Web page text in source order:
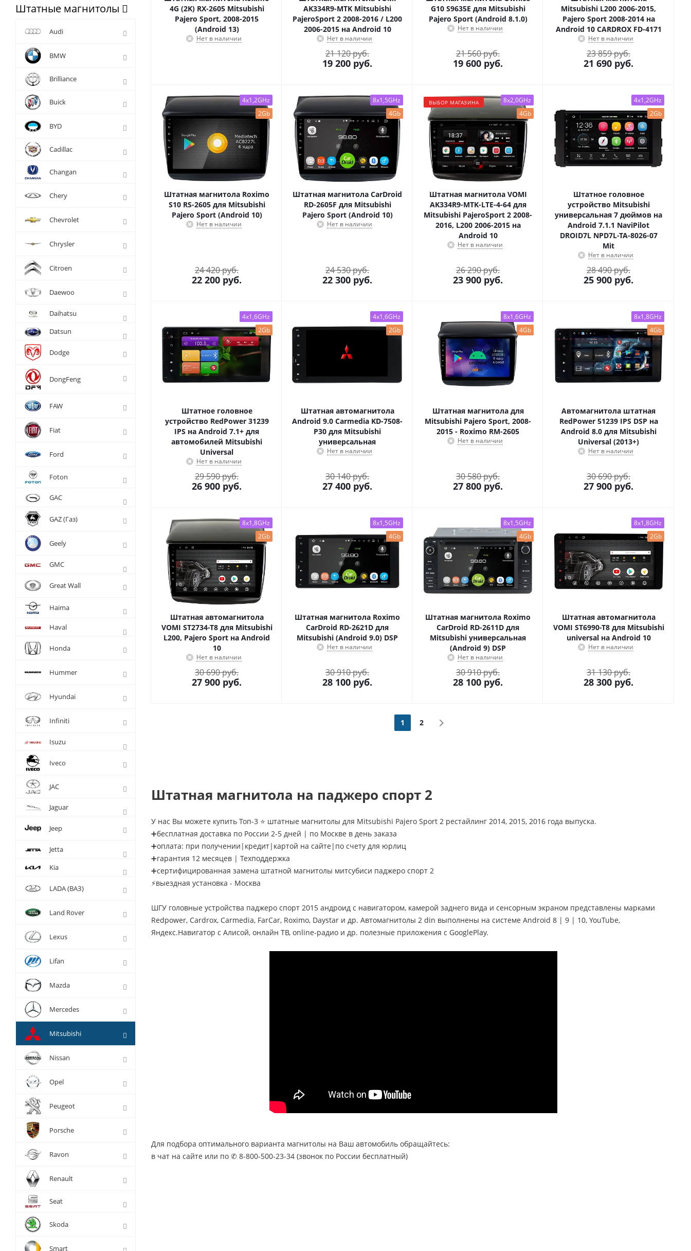
4G (2K) RX-2605 Mitsubishi
Pajero Sport, 2008-2015
(Android 13)
Нет в наличии
AK334R9-MTK Mitsubishi
PajeroSport 2 2008-2016 / L200
2006-2015 на Android 10
Нет в наличии
21 120 руб.
19 200 руб.
G10 S9635E для Mitsubishi
Pajero Sport (Android 8.1.0)
Нет в наличии
21 560 руб.
19 600 руб.
Mitsubishi L200 2006-2015,
Pajero Sport 2008-2014 на
Android 10 CARDROX FD-4171
Нет в наличии
23 859 руб.
21 690 руб.
4x1,2GHz
2Gb
Штатная магнитола Roximo
S10 RS-2605 для Mitsubishi
Pajero Sport (Android 10)
Нет в наличии
24 420 руб.
22 200 руб.
8x1,5GHz
4Gb
Штатная магнитола CarDroid
RD-2605F для Mitsubishi
Pajero Sport (Android 10)
Нет в наличии
24 530 руб.
22 300 руб.
ВЫБОР МАГАЗИНА
8x2,0GHz
4Gb
Штатная магнитола VOMI
AK334R9-MTK-LTE-4-64 для
Mitsubishi PajeroSport 2 2008-
2016, L200 2006-2015 на
Android 10
Нет в наличии
26 290 руб.
23 900 руб.
4x1,2GHz
2Gb
Штатное головное
устройство Mitsubishi
универсальная 7 дюймов на
Android 7.1.1 NaviPilot
DROID7L NPD7L-TA-8026-07
Mit
Нет в наличии
28 490 руб.
25 900 руб.
4x1,6GHz
2Gb
Штатное головное
устройство RedPower 31239
IPS на Android 7.1+ для
автомобилей Mitsubishi
Universal
Нет в наличии
29 590 руб.
26 900 руб.
4x1,6GHz
2Gb
Штатная автомагнитола
Android 9.0 Carmedia KD-7508-
P30 для Mitsubishi
универсальная
Нет в наличии
30 140 руб.
27 400 руб.
8x1,6GHz
4Gb
Штатная магнитола для
Mitsubishi Pajero Sport, 2008-
2015 - Roximo RM-2605
Нет в наличии
30 580 руб.
27 800 руб.
8x1,8GHz
4Gb
Автомагнитола штатная
RedPower 51239 IPS DSP на
Android 8.0 для Mitsubishi
Universal (2013+)
Нет в наличии
30 690 руб.
27 900 руб.
8x1,8GHz
2Gb
Штатная автомагнитола
VOMI ST2734-T8 для Mitsubishi
L200, Pajero Sport на Android
10
Нет в наличии
30 690 руб.
27 900 руб.
8x1,5GHz
4Gb
Штатная магнитола Roximo
CarDroid RD-2621D для
Mitsubishi (Android 9.0) DSP
Нет в наличии
30 910 руб.
28 100 руб.
8x1,5GHz
4Gb
Штатная магнитола Roximo
CarDroid RD-2611D для
Mitsubishi универсальная
(Android 9) DSP
Нет в наличии
30 910 руб.
28 100 руб.
8x1,8GHz
2Gb
Штатная автомагнитола
VOMI ST6990-T8 для Mitsubishi
universal на Android 10
Нет в наличии
31 130 руб.
28 300 руб.
1 2
Штатная магнитола на паджеро спорт 2
У нас Вы можете купить Топ-3 ⭐ штатные магнитолы для Mitsubishi Pajero Sport 2 рестайлинг 2014, 2015, 2016 года выпуска.
➕бесплатная доставка по России 2-5 дней | по Москве в день заказа
➕оплата: при получении|кредит|картой на сайте|по счету для юрлиц
➕гарантия 12 месяцев | Техподдержка
➕сертифицированная замена штатной магнитолы митсубиси паджеро спорт 2
⚡выездная установка - Москва
ШГУ головные устройства паджеро спорт 2015 андроид с навигатором, камерой заднего вида и сенсорным экраном представлены марками
Redpower, Cardrox, Carmedia, FarCar, Roximo, Daystar и др. Автомагнитолы 2 din выполнены на системе Android 8 | 9 | 10, YouTube,
Яндекс.Навигатор с Алисой, онлайн ТВ, online-радио и др. полезные приложения с GooglePlay.
Для подбора оптимального варианта магнитолы на Ваш автомобиль обращайтесь:
в чат на сайте или по ✆ 8-800-500-23-34 (звонок по России бесплатный)
Штатные магнитолы
Audi
BMW
Brilliance
Buick
BYD
Cadillac
Changan
Chery
Chevrolet
Chrysler
Citroen
Daewoo
Daihatsu
Datsun
Dodge
DongFeng
FAW
Fiat
Ford
Foton
GAC
GAZ (Газ)
Geely
GMC
Great Wall
Haima
Haval
Honda
Hummer
Hyundai
Infiniti
Isuzu
Iveco
JAC
Jaguar
Jeep
Jetta
Kia
LADA (ВАЗ)
Land Rover
Lexus
Lifan
Mazda
Mercedes
Mitsubishi
Nissan
Opel
Peugeot
Porsche
Ravon
Renault
Seat
Skoda
Smart